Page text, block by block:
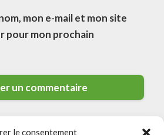
le consentement
mon e-mail et mon site
pour mon prochain